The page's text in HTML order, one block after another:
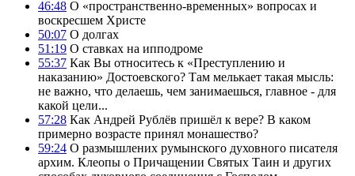
46:48 О «пространственно-временных» вопросах и
воскресшем Христе
50:07 О долгах
51:19 О ставках на ипподроме
55:37 Как Вы относитесь к «Преступлению и
наказанию» Достоевского? Там мелькает такая мысль:
не важно, что делаешь, чем занимаешься, главное - для
какой цели...
57:28 Как Андрей Рублёв пришёл к вере? В каком
примерно возрасте принял монашество?
59:24 О размышлених румынского духовного писателя
архим. Клеопы о Причащении Святых Таин и других